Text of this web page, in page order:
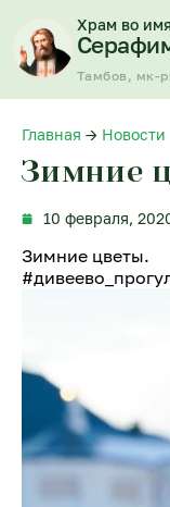
содержимому
Храм во
Тамбов, мк-
Главная → Новости
Зимние
10 февраля,
Зимние цветы.